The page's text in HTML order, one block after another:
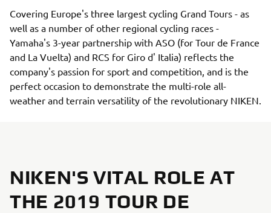
Covering Europe's three largest cycling Grand Tours - as
well as a number of other regional cycling races -
Yamaha's 3-year partnership with ASO (for Tour de France
and La Vuelta) and RCS for Giro d' Italia) reflects the
company's passion for sport and competition, and is the
perfect occasion to demonstrate the multi-role all-
weather and terrain versatility of the revolutionary NIKEN.
NIKEN'S VITAL ROLE AT
THE 2019 TOUR DE